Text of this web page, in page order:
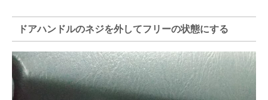
ドアハンドルのネジを外してフリーの状態にする